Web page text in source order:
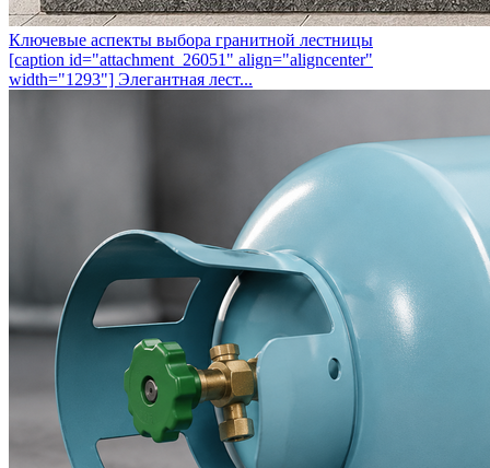
Ключевые аспекты выбора гранитной лестницы
[caption id="attachment_26051" align="aligncenter"
width="1293"] Элегантная лест...